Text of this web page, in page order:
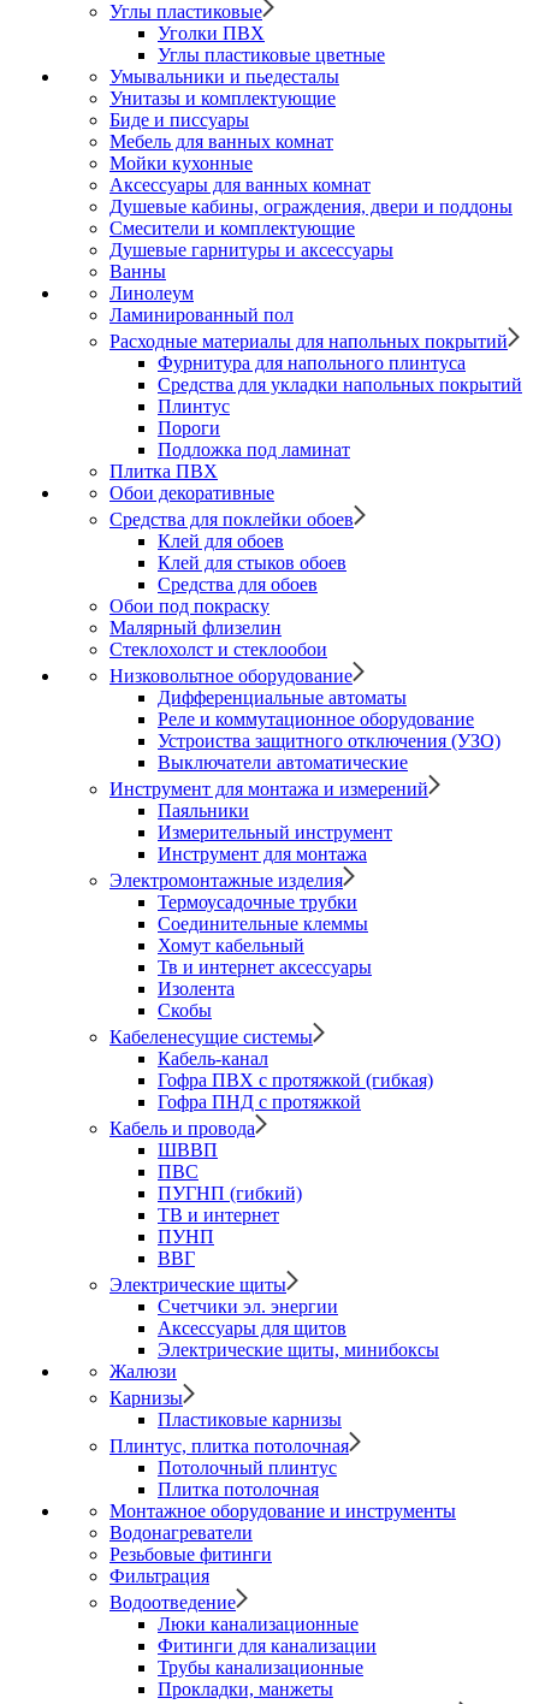
Углы пластиковые
Уголки ПВХ
Углы пластиковые цветные
Умывальники и пьедесталы
Унитазы и комплектующие
Биде и писсуары
Мебель для ванных комнат
Мойки кухонные
Аксессуары для ванных комнат
Душевые кабины, ограждения, двери и поддоны
Смесители и комплектующие
Душевые гарнитуры и аксессуары
Ванны
Линолеум
Ламинированный пол
Расходные материалы для напольных покрытий
Фурнитура для напольного плинтуса
Средства для укладки напольных покрытий
Плинтус
Пороги
Подложка под ламинат
Плитка ПВХ
Обои декоративные
Средства для поклейки обоев
Клей для обоев
Клей для стыков обоев
Средства для обоев
Обои под покраску
Малярный флизелин
Стеклохолст и стеклообои
Низковольтное оборудование
Дифференциальные автоматы
Реле и коммутационное оборудование
Устроиства защитного отключения (УЗО)
Выключатели автоматические
Инструмент для монтажа и измерений
Паяльники
Измерительный инструмент
Инструмент для монтажа
Электромонтажные изделия
Термоусадочные трубки
Соединительные клеммы
Хомут кабельный
Тв и интернет аксессуары
Изолента
Скобы
Кабеленесущие системы
Кабель-канал
Гофра ПВХ с протяжкой (гибкая)
Гофра ПНД с протяжкой
Кабель и провода
ШВВП
ПВС
ПУГНП (гибкий)
ТВ и интернет
ПУНП
ВВГ
Электрические щиты
Счетчики эл. энергии
Аксессуары для щитов
Электрические щиты, минибоксы
Жалюзи
Карнизы
Пластиковые карнизы
Плинтус, плитка потолочная
Потолочный плинтус
Плитка потолочная
Монтажное оборудование и инструменты
Водонагреватели
Резьбовые фитинги
Фильтрация
Водоотведение
Люки канализационные
Фитинги для канализации
Трубы канализационные
Прокладки, манжеты